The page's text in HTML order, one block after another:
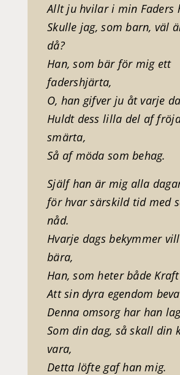
Allt ju hvilar i min Faders
Skulle jag, som barn, väl
då?
Han, som bär för mig ett
fadershjärta,
O, han gifver ju åt varje
Huldt dess lilla del af
smärta,
Så af möda som behag.
Själf han är mig alla
för hvar särskild tid med
nåd.
Hvarje dags bekymmer
bära,
Han, som heter både
Att sin dyra egendom
Denna omsorg har han
Som din dag, så skall din
vara,
Detta löfte gaf han mig.